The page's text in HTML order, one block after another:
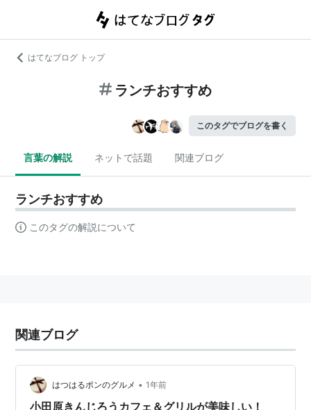
はてなブログ トップ
ランチおすすめ
このタグでブログを書く
言葉の解説 ネットで話題 関連ブログ
ランチおすすめ
このタグの解説について
関連ブログ
はつはるポンのグルメ • 1年前
小田原きんじろうカフェ＆グリルが美味しい！